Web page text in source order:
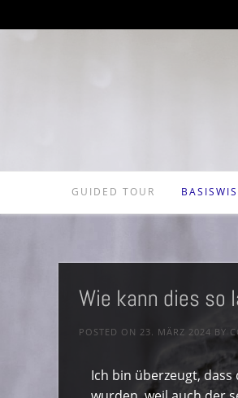
GUIDED TOUR
Wie kann dies so
POSTED ON 23. MÄRZ 2024 BY
Ich bin überzeugt,